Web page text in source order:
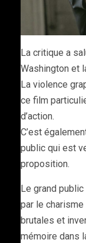
La critique a
Washington et
La violence
ce film
d’action.
C’est
public qui est
proposition.
Le grand
par le
brutales et
mémoire dans